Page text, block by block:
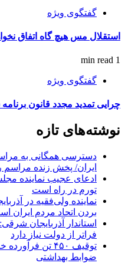
گفتگوی ویژه
استقلال مس هیچ گاه اتفاق
1 min read
گفتگوی ویژه
چرایی تمدید مجدد قانون
نوشته‌های تازه
دسترسی همگانی به
ایران/ پخش زنده مراسم
ادعای عجیب نماینده
تورم در راه است
نماینده ولی‌فقیه در
بردن اتحاد مردم ایران
استاندار آذربایجان
فراتر از دولت نیاز دارد
توقیف ۴۵۰ تن
ضوابط بهداشتی